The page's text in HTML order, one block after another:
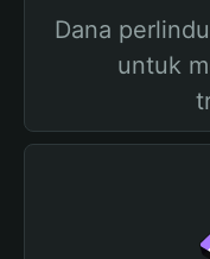
Dana
untuk